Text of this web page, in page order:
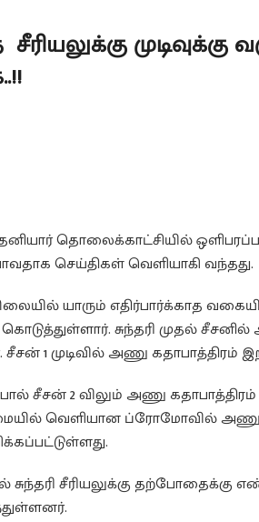
தொலைக்காட்சியில்
செய்திகள் வெளியாகி வந்தது.
யாரும் எதிர்பார்க்காத
சுந்தரி முதல்
சீசன் 1 முடிவில் அணு கதாபாத்திரம்
சீசன் 2 விலும் அணு
வெளியான ப்ரோமோவில் அணு
சீரியலுக்கு தற்போதைக்கு